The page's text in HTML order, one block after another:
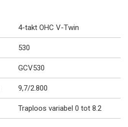
4-takt OHC V-Twin
530
GCV530
9,7/2.800
Traploos variabel 0 tot 8.2